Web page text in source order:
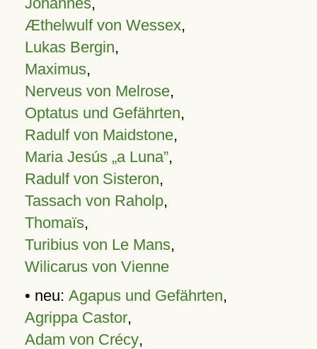
Æthelwulf von Wessex,
Lukas Bergin,
Maximus,
Nerveus von Melrose,
Optatus und Gefährten,
Radulf von Maidstone,
Maria Jesús „a Luna”,
Radulf von Sisteron,
Tassach von Raholp,
Thomaïs,
Turibius von Le Mans,
Wilicarus von Vienne
• neu: Agapus und Gefährten,
Agrippa Castor,
Adam von Crécy,